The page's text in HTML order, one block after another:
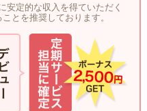
安定的な収入を得ていただく
とを推奨しております。